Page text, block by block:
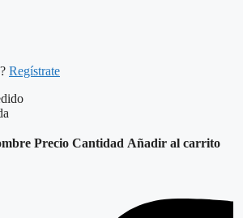
Regístrate
Precio Cantidad Añadir al carrito